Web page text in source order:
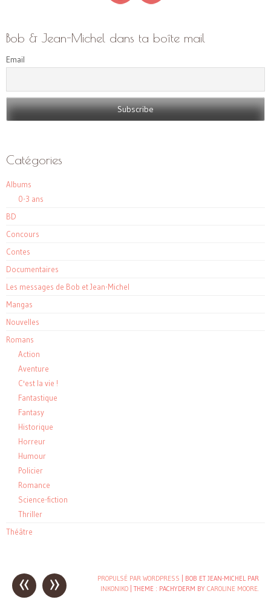
Bob & Jean-Michel dans ta boîte mail
Email
Catégories
Albums
0-3 ans
BD
Concours
Contes
Documentaires
Les messages de Bob et Jean-Michel
Mangas
Nouvelles
Romans
Action
Aventure
C'est la vie !
Fantastique
Fantasy
Historique
Horreur
Humour
Policier
Romance
Science-fiction
Thriller
Théâtre
Post
navigation
« » PROPULSÉ PAR WORDPRESS
| BOB ET JEAN-MICHEL PAR
INKONIKO
THEME : PACHYDERM BY CAROLINE MOORE.